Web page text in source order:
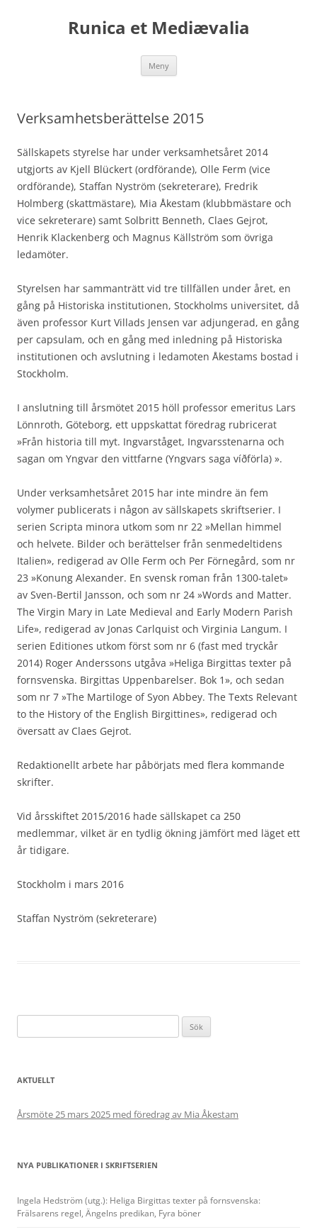
Runica et Mediævalia
Meny Hoppa
innehåll
Verksamhetsberättelse 2015
Sällskapets styrelse har under verksamhetsåret 2014
utgjorts av Kjell Blückert (ordförande), Olle Ferm (vice
ordförande), Staffan Nyström (sekreterare), Fredrik
Holmberg (skattmästare), Mia Åkestam (klubbmästare och
vice sekreterare) samt Solbritt Benneth, Claes Gejrot,
Henrik Klackenberg och Magnus Källström som övriga
ledamöter.
Styrelsen har sammanträtt vid tre tillfällen under året, en
gång på Historiska institutionen, Stockholms universitet, då
även professor Kurt Villads Jensen var adjungerad, en gång
per capsulam, och en gång med inledning på Historiska
institutionen och avslutning i ledamoten Åkestams bostad i
Stockholm.
I anslutning till årsmötet 2015 höll professor emeritus Lars
Lönnroth, Göteborg, ett uppskattat föredrag rubricerat
»Från historia till myt. Ingvarståget, Ingvarsstenarna och
sagan om Yngvar den vittfarne (Yngvars saga víðförla) ».
Under verksamhetsåret 2015 har inte mindre än fem
volymer publicerats i någon av sällskapets skriftserier. I
serien Scripta minora utkom som nr 22 »Mellan himmel
och helvete. Bilder och berättelser från senmedeltidens
Italien», redigerad av Olle Ferm och Per Förnegård, som nr
23 »Konung Alexander. En svensk roman från 1300-talet»
av Sven-Bertil Jansson, och som nr 24 »Words and Matter.
The Virgin Mary in Late Medieval and Early Modern Parish
Life», redigerad av Jonas Carlquist och Virginia Langum. I
serien Editiones utkom först som nr 6 (fast med tryckår
2014) Roger Anderssons utgåva »Heliga Birgittas texter på
fornsvenska. Birgittas Uppenbarelser. Bok 1», och sedan
som nr 7 »The Martiloge of Syon Abbey. The Texts Relevant
to the History of the English Birgittines», redigerad och
översatt av Claes Gejrot.
Redaktionellt arbete har påbörjats med flera kommande
skrifter.
Vid årsskiftet 2015/2016 hade sällskapet ca 250
medlemmar, vilket är en tydlig ökning jämfört med läget ett
år tidigare.
Stockholm i mars 2016
Staffan Nyström (sekreterare)
efter:
AKTUELLT
Årsmöte 25 mars 2025 med föredrag av Mia Åkestam
NYA PUBLIKATIONER I SKRIFTSERIEN
Ingela Hedström (utg.): Heliga Birgittas texter på fornsvenska:
Frälsarens regel, Ängelns predikan, Fyra böner